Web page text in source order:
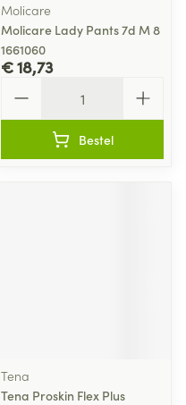
Molicare
Molicare Lady Pants 7d M 8
1661060
€ 18,73
Bestel
Tena
Tena Proskin Flex Plus